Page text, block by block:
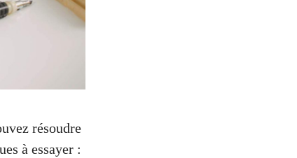
résoudre
à essayer :